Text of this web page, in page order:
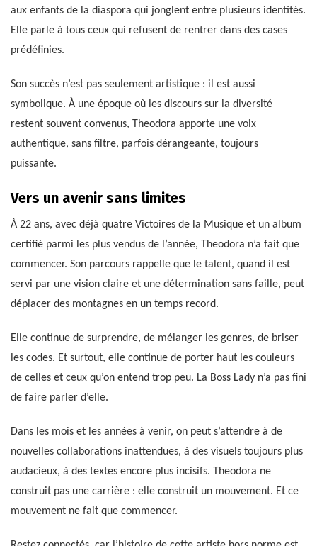
aux enfants de la diaspora qui jonglent entre plusieurs identités.
Elle parle à tous ceux qui refusent de rentrer dans des cases
prédéfinies.
Son succès n’est pas seulement artistique : il est aussi
symbolique. À une époque où les discours sur la diversité
restent souvent convenus, Theodora apporte une voix
authentique, sans filtre, parfois dérangeante, toujours
puissante.
Vers un avenir sans limites
À 22 ans, avec déjà quatre Victoires de la Musique et un album
certifié parmi les plus vendus de l’année, Theodora n’a fait que
commencer. Son parcours rappelle que le talent, quand il est
servi par une vision claire et une détermination sans faille, peut
déplacer des montagnes en un temps record.
Elle continue de surprendre, de mélanger les genres, de briser
les codes. Et surtout, elle continue de porter haut les couleurs
de celles et ceux qu’on entend trop peu. La Boss Lady n’a pas fini
de faire parler d’elle.
Dans les mois et les années à venir, on peut s’attendre à de
nouvelles collaborations inattendues, à des visuels toujours plus
audacieux, à des textes encore plus incisifs. Theodora ne
construit pas une carrière : elle construit un mouvement. Et ce
mouvement ne fait que commencer.